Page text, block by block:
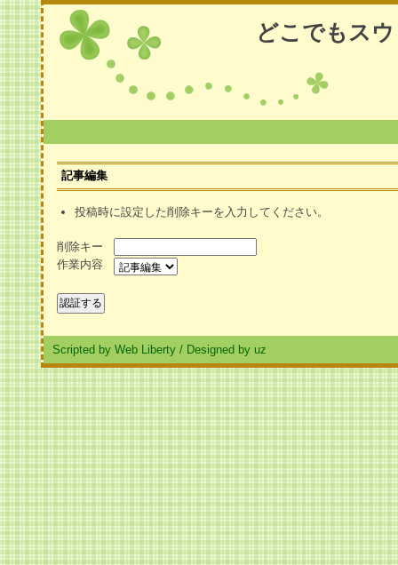
どこでもス
記事編集
投稿時に設定した削除キーを入力してください。
削除キー
作業内容
Scripted by Web Liberty / Designed by uz